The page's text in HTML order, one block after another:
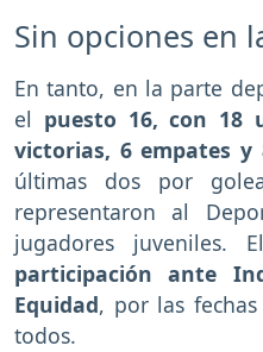
Sin opciones en
En tanto, en la parte
el puesto 16, con 18
victorias, 6 empates y
últimas dos por
representaron al
jugadores juveniles.
participación ante
Equidad, por las
todos.